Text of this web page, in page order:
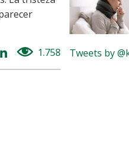
Linkedin
share
1.758 views
Tweets by